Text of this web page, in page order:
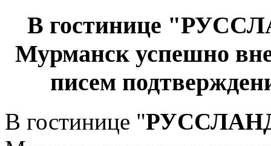
В гостинице
Мурманск успешно
писем
В гостинице "